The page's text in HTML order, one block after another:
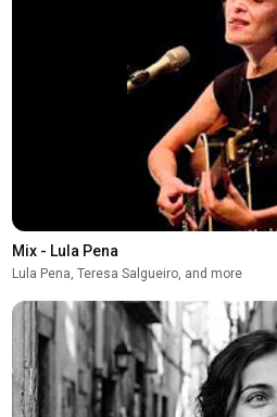
Mix - Lula Pena
Lula Pena, Teresa Salgueiro, and more